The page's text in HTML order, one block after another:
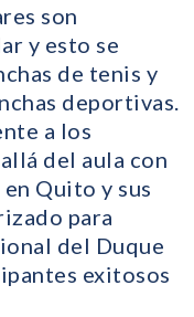
son
y esto se
de tenis y
deportivas.
a los
del aula con
Quito y sus
para
del Duque
exitosos